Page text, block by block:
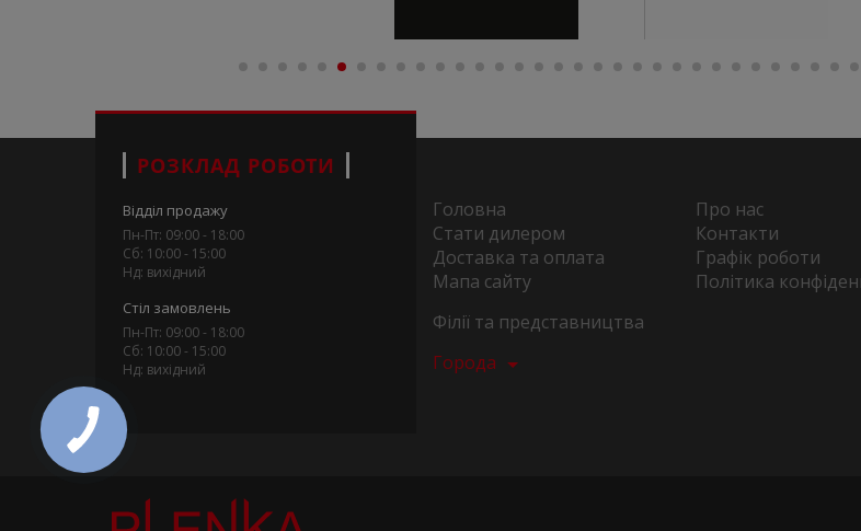
РОЗКЛАД РОБОТИ
Відділ продажу
Пн-Пт: 09:00 - 18:00
Сб: 10:00 - 15:00
Нд: вихідний
Стіл замовлень
Пн-Пт: 09:00 - 18:00
Сб: 10:00 - 15:00
Нд: вихідний
Головна
Про нас
Стати дилером
Контакти
Доставка та оплата
Графік роботи
Мапа сайту
Політика
Філії та представництва
Города